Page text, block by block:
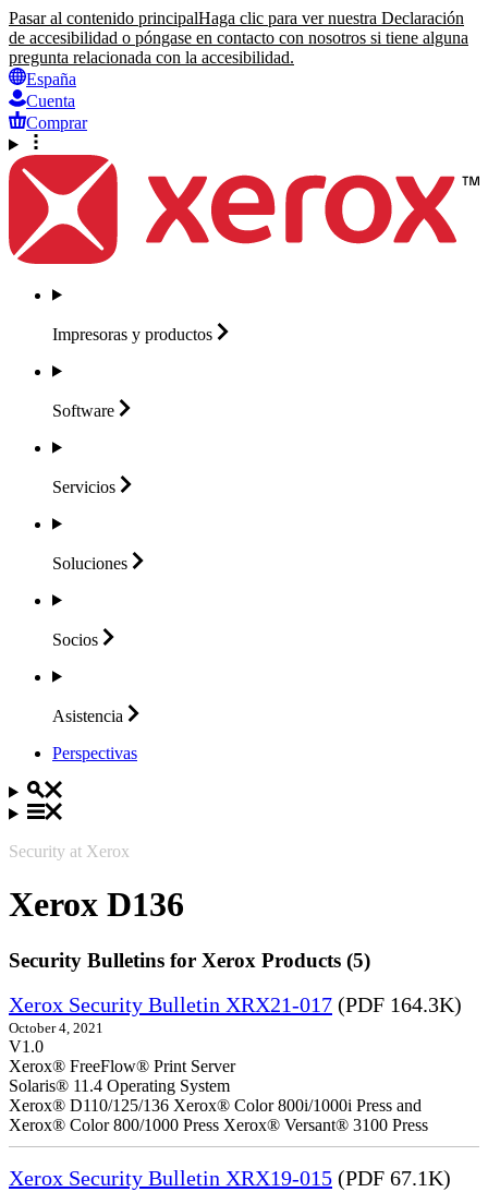
Pasar al contenido principalHaga clic para ver nuestra Declaración
de accesibilidad o póngase en contacto con nosotros si tiene alguna
pregunta relacionada con la accesibilidad.
España
Cuenta
Comprar
Impresoras y productos
Software
Servicios
Soluciones
Socios
Asistencia
Perspectivas
Security at Xerox
Xerox D136
Security Bulletins for Xerox Products (5)
Xerox Security Bulletin XRX21-017 (PDF 164.3K)
October 4, 2021
V1.0
Xerox® FreeFlow® Print Server
Solaris® 11.4 Operating System
Xerox® D110/125/136 Xerox® Color 800i/1000i Press and
Xerox® Color 800/1000 Press Xerox® Versant® 3100 Press
Xerox Security Bulletin XRX19-015 (PDF 67.1K)